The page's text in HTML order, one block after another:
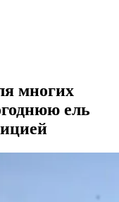
многих
ель